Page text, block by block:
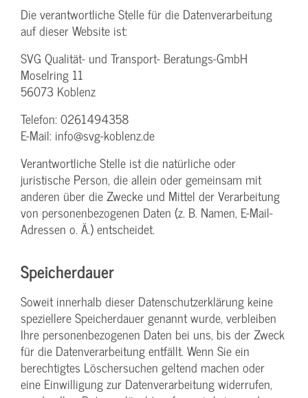
Die verantwortliche Stelle für die Datenverarbeitung
auf dieser Website ist:
SVG Qualität- und Transport- Beratungs-GmbH
Moselring 11
56073 Koblenz
Telefon: 0261494358
E-Mail: info@svg-koblenz.de
Verantwortliche Stelle ist die natürliche oder
juristische Person, die allein oder gemeinsam mit
anderen über die Zwecke und Mittel der Verarbeitung
von personenbezogenen Daten (z. B. Namen, E-Mail-
Adressen o. Ä.) entscheidet.
Speicherdauer
Soweit innerhalb dieser Datenschutzerklärung keine
speziellere Speicherdauer genannt wurde, verbleiben
Ihre personenbezogenen Daten bei uns, bis der Zweck
für die Datenverarbeitung entfällt. Wenn Sie ein
berechtigtes Löschersuchen geltend machen oder
eine Einwilligung zur Datenverarbeitung widerrufen,